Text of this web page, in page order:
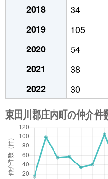
2018
34
2019
105
2020
54
2021
38
2022
30